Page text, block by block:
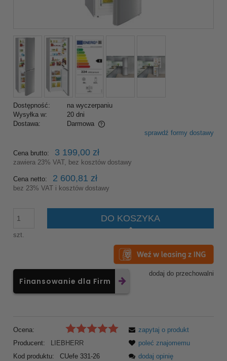
Dostępność:
na wyczerpaniu
Wysyłka w:
20 dni
Dostawa:
Darmowa
Cena nie zawiera ewentualnych kosztów płatnościsprawdź formy dostawy
Cena brutto: 3 199,00 zł
zawiera 23% VAT, bez kosztów dostawy
Cena netto: 2 600,81 zł
bez 23% VAT i kosztów dostawy
szt.
DO KOSZYKA
dodaj do przechowalni
Finansowanie dla Firm
Ocena:
Producent:
LIEBHERR
Kod produktu:
CUefe 331-26
zapytaj o produkt
poleć znajomemu
dodaj opinię